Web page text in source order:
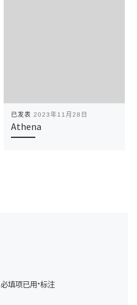
已发表 2023年11月28日
Athena
必填项已用*标注